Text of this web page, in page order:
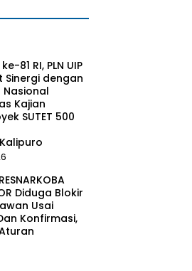
81 RI, PLN UIP
Sinergi dengan
Nasional
Kajian
SUTET 500
Diduga Blokir
Usai
Konfirmasi,